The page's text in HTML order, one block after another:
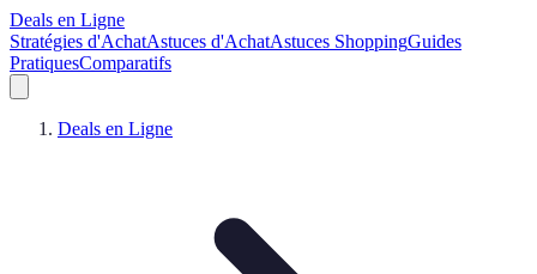
Deals en Ligne
Stratégies d'AchatAstuces d'AchatAstuces ShoppingGuides
PratiquesComparatifs
Deals en Ligne